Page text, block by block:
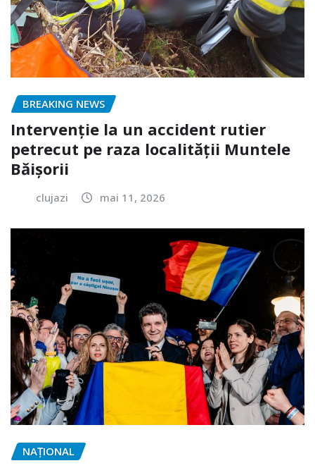
BREAKING NEWS
Intervenție la un accident rutier
petrecut pe raza localității Muntele
Băișorii
clujazi mai 11, 2026
NAŢIONAL